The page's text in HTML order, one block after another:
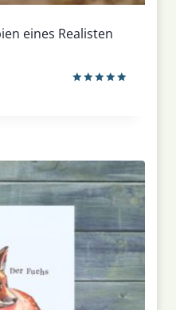
eines Realisten